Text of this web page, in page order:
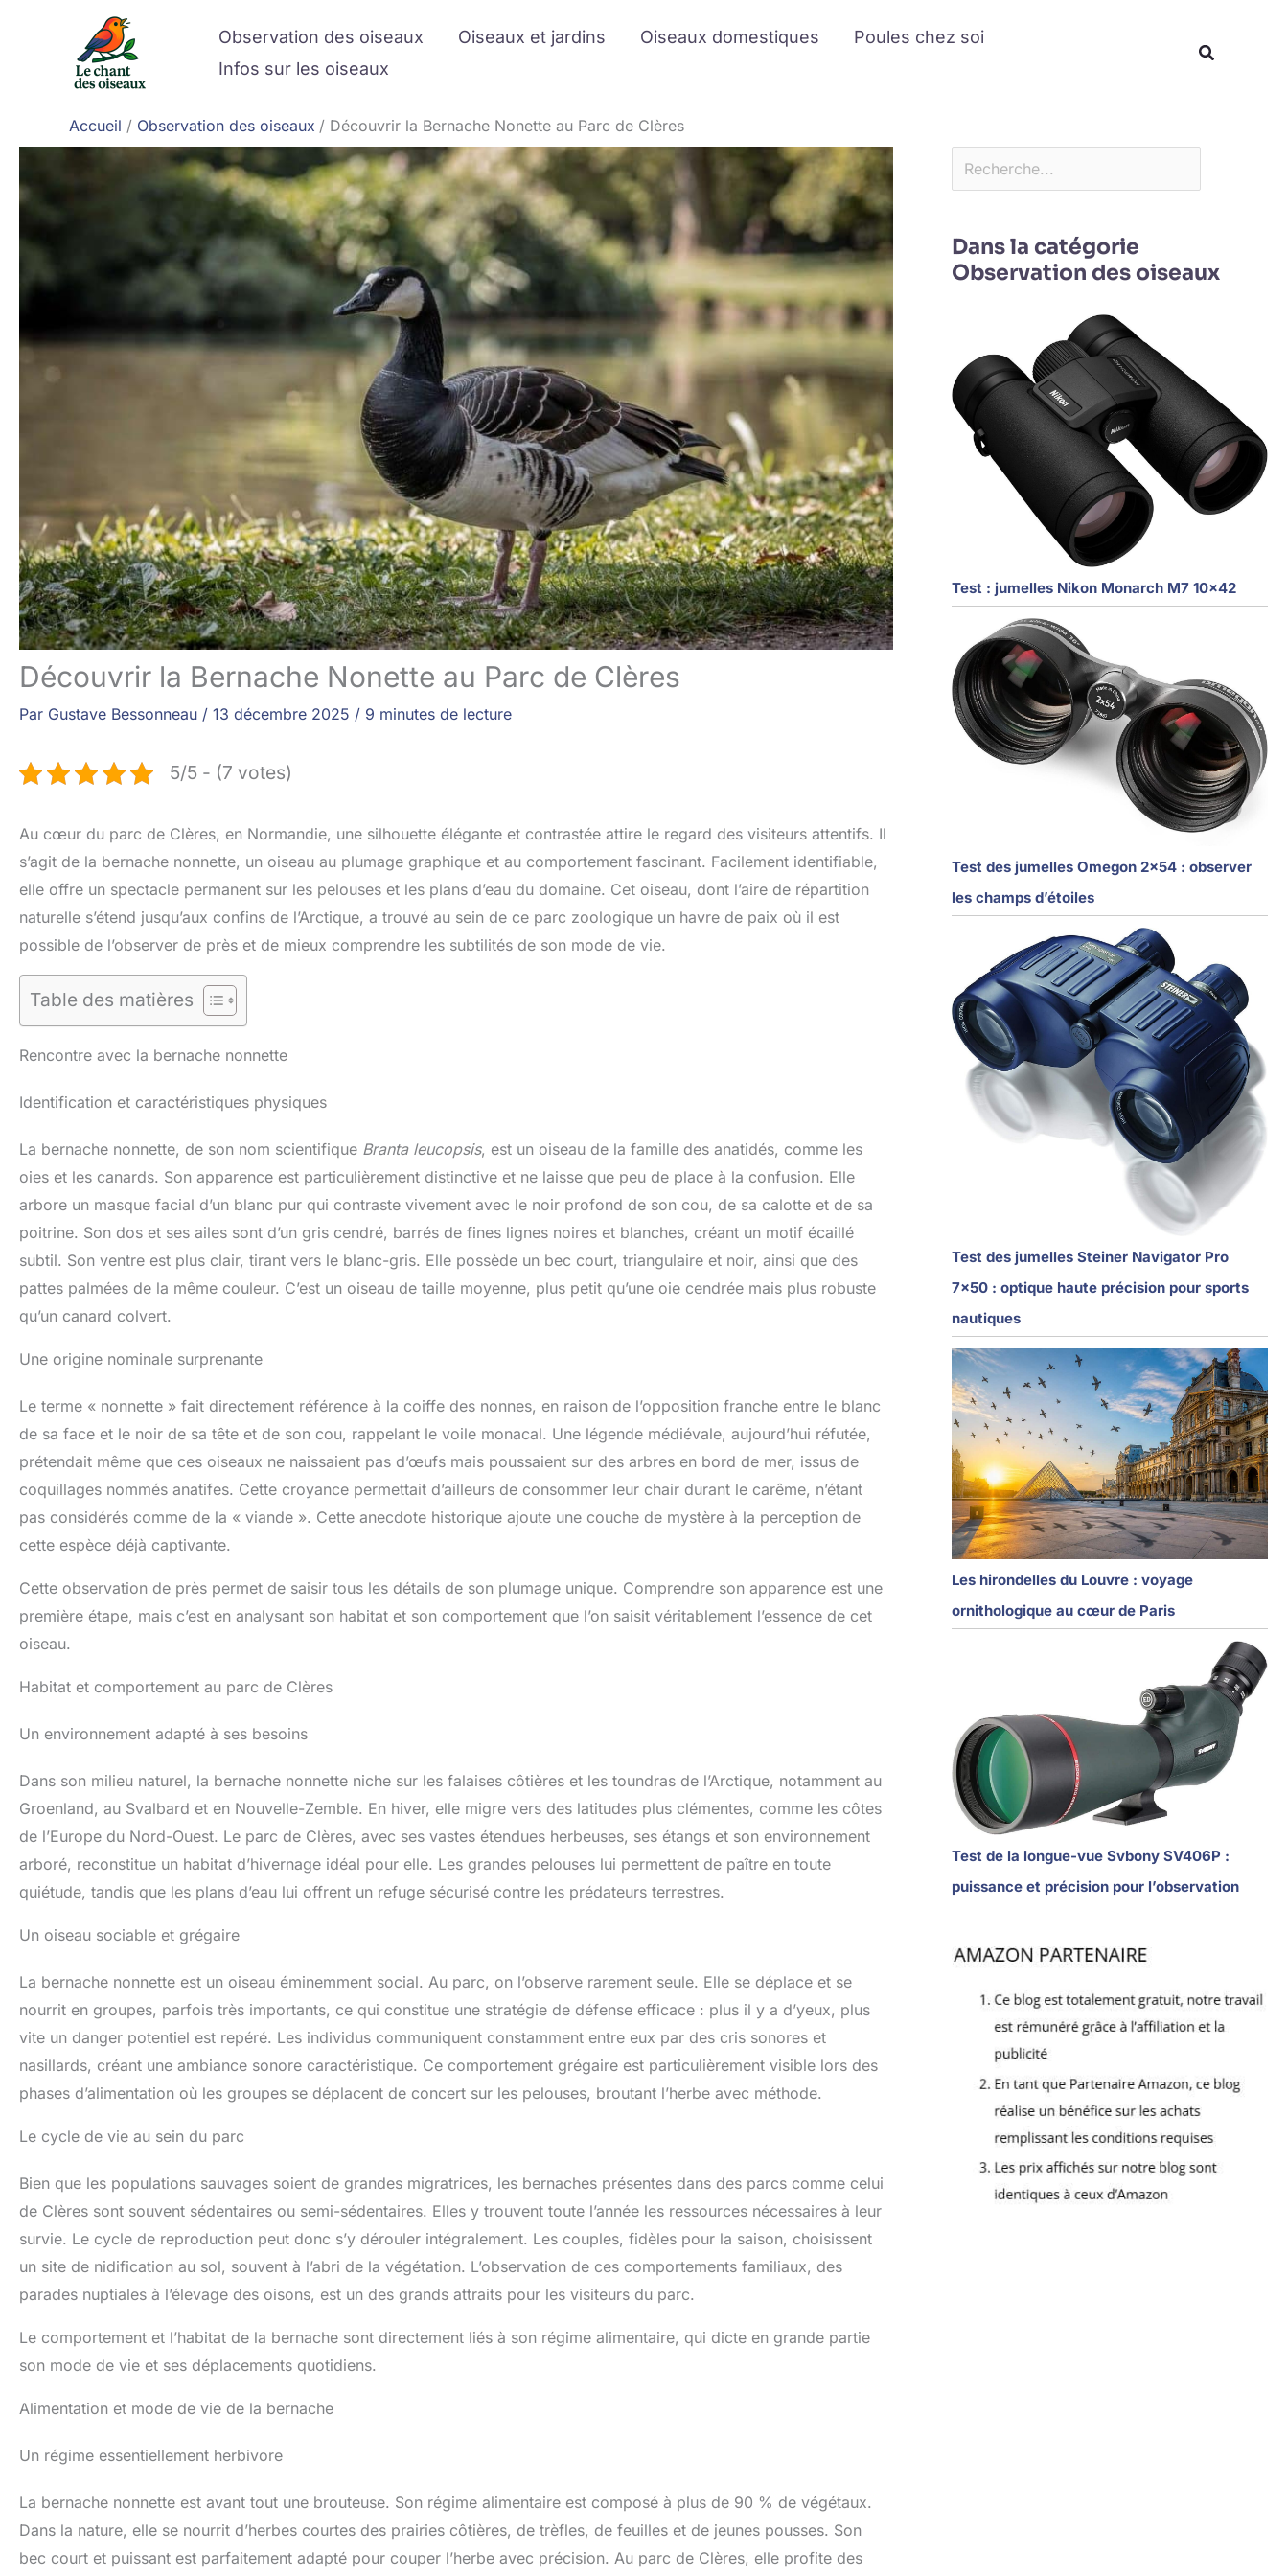
Observation des oiseaux Oiseaux et jardins Oiseaux domestiques
Poules chez soi
Infos sur les oiseaux
Accueil Observation des oiseaux Découvrir la Bernache Nonette au Parc de Clères
Découvrir la Bernache Nonette au Parc de Clères
Par Gustave Bessonneau / 13 décembre 2025 / 9 minutes de lecture
5/5 - (7 votes)
Au cœur du parc de Clères, en Normandie, une silhouette élégante et contrastée attire le regard des visiteurs attentifs. Il
s’agit de la bernache nonnette, un oiseau au plumage graphique et au comportement fascinant. Facilement identifiable,
elle offre un spectacle permanent sur les pelouses et les plans d’eau du domaine. Cet oiseau, dont l’aire de répartition
naturelle s’étend jusqu’aux confins de l’Arctique, a trouvé au sein de ce parc zoologique un havre de paix où il est
possible de l’observer de près et de mieux comprendre les subtilités de son mode de vie.
Table des matières
Rencontre avec la bernache nonnette
Identification et caractéristiques physiques
La bernache nonnette, de son nom scientifique Branta leucopsis, est un oiseau de la famille des anatidés, comme les
oies et les canards. Son apparence est particulièrement distinctive et ne laisse que peu de place à la confusion. Elle
arbore un masque facial d’un blanc pur qui contraste vivement avec le noir profond de son cou, de sa calotte et de sa
poitrine. Son dos et ses ailes sont d’un gris cendré, barrés de fines lignes noires et blanches, créant un motif écaillé
subtil. Son ventre est plus clair, tirant vers le blanc-gris. Elle possède un bec court, triangulaire et noir, ainsi que des
pattes palmées de la même couleur. C’est un oiseau de taille moyenne, plus petit qu’une oie cendrée mais plus robuste
qu’un canard colvert.
Une origine nominale surprenante
Le terme « nonnette » fait directement référence à la coiffe des nonnes, en raison de l’opposition franche entre le blanc
de sa face et le noir de sa tête et de son cou, rappelant le voile monacal. Une légende médiévale, aujourd’hui réfutée,
prétendait même que ces oiseaux ne naissaient pas d’œufs mais poussaient sur des arbres en bord de mer, issus de
coquillages nommés anatifes. Cette croyance permettait d’ailleurs de consommer leur chair durant le carême, n’étant
pas considérés comme de la « viande ». Cette anecdote historique ajoute une couche de mystère à la perception de
cette espèce déjà captivante.
Cette observation de près permet de saisir tous les détails de son plumage unique. Comprendre son apparence est une
première étape, mais c’est en analysant son habitat et son comportement que l’on saisit véritablement l’essence de cet
oiseau.
Habitat et comportement au parc de Clères
Un environnement adapté à ses besoins
Dans son milieu naturel, la bernache nonnette niche sur les falaises côtières et les toundras de l’Arctique, notamment au
Groenland, au Svalbard et en Nouvelle-Zemble. En hiver, elle migre vers des latitudes plus clémentes, comme les côtes
de l’Europe du Nord-Ouest. Le parc de Clères, avec ses vastes étendues herbeuses, ses étangs et son environnement
arboré, reconstitue un habitat d’hivernage idéal pour elle. Les grandes pelouses lui permettent de paître en toute
quiétude, tandis que les plans d’eau lui offrent un refuge sécurisé contre les prédateurs terrestres.
Un oiseau sociable et grégaire
La bernache nonnette est un oiseau éminemment social. Au parc, on l’observe rarement seule. Elle se déplace et se
nourrit en groupes, parfois très importants, ce qui constitue une stratégie de défense efficace : plus il y a d’yeux, plus
vite un danger potentiel est repéré. Les individus communiquent constamment entre eux par des cris sonores et
nasillards, créant une ambiance sonore caractéristique. Ce comportement grégaire est particulièrement visible lors des
phases d’alimentation où les groupes se déplacent de concert sur les pelouses, broutant l’herbe avec méthode.
Le cycle de vie au sein du parc
Bien que les populations sauvages soient de grandes migratrices, les bernaches présentes dans des parcs comme celui
de Clères sont souvent sédentaires ou semi-sédentaires. Elles y trouvent toute l’année les ressources nécessaires à leur
survie. Le cycle de reproduction peut donc s’y dérouler intégralement. Les couples, fidèles pour la saison, choisissent
un site de nidification au sol, souvent à l’abri de la végétation. L’observation de ces comportements familiaux, des
parades nuptiales à l’élevage des oisons, est un des grands attraits pour les visiteurs du parc.
Le comportement et l’habitat de la bernache sont directement liés à son régime alimentaire, qui dicte en grande partie
son mode de vie et ses déplacements quotidiens.
Alimentation et mode de vie de la bernache
Un régime essentiellement herbivore
La bernache nonnette est avant tout une brouteuse. Son régime alimentaire est composé à plus de 90 % de végétaux.
Dans la nature, elle se nourrit d’herbes courtes des prairies côtières, de trèfles, de feuilles et de jeunes pousses. Son
bec court et puissant est parfaitement adapté pour couper l’herbe avec précision. Au parc de Clères, elle profite des
Dans la catégorie
Observation des oiseaux
Test : jumelles Nikon Monarch M7 10×42
Test des jumelles Omegon 2×54 : observer
les champs d’étoiles
Test des jumelles Steiner Navigator Pro
7×50 : optique haute précision pour sports
nautiques
Les hirondelles du Louvre : voyage
ornithologique au cœur de Paris
Test de la longue-vue Svbony SV406P :
puissance et précision pour l’observation